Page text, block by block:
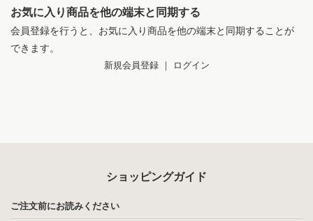
お気に入り商品を他の端末と同期する
会員登録を行うと、お気に入り商品を他の端末と同期することが
できます。
新規会員登録｜ ログイン
ショッピングガイド
ご注文前にお読みください